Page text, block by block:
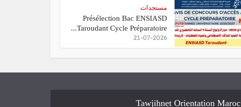
مستجدات
Présélection Bac ENSIASD
Taroudant Cycle Préparatoire...
21-07-2026
Tawjihnet Orientation Maroc